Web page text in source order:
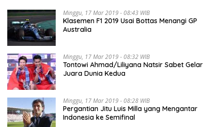
Minggu, 17 Mar 2019 - 08:43 WIB
Klasemen F1 2019 Usai Bottas Menangi GP
Australia
Minggu, 17 Mar 2019 - 08:32 WIB
Tontowi Ahmad/Liliyana Natsir Sabet Gelar
Juara Dunia Kedua
Minggu, 17 Mar 2019 - 08:28 WIB
Pergantian Jitu Luis Milla yang Mengantar
Indonesia ke Semifinal